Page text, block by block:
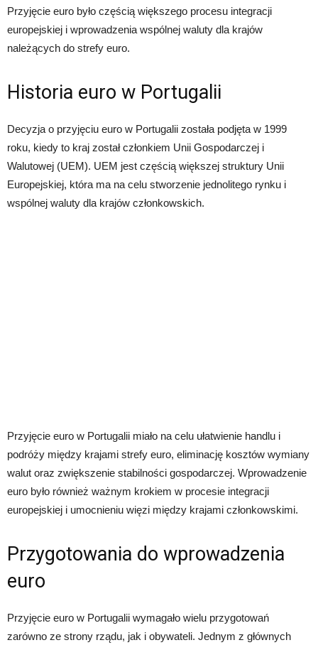
Przyjęcie euro było częścią większego procesu integracji
europejskiej i wprowadzenia wspólnej waluty dla krajów
należących do strefy euro.
Historia euro w Portugalii
Decyzja o przyjęciu euro w Portugalii została podjęta w 1999
roku, kiedy to kraj został członkiem Unii Gospodarczej i
Walutowej (UEM). UEM jest częścią większej struktury Unii
Europejskiej, która ma na celu stworzenie jednolitego rynku i
wspólnej waluty dla krajów członkowskich.
Przyjęcie euro w Portugalii miało na celu ułatwienie handlu i
podróży między krajami strefy euro, eliminację kosztów wymiany
walut oraz zwiększenie stabilności gospodarczej. Wprowadzenie
euro było również ważnym krokiem w procesie integracji
europejskiej i umocnieniu więzi między krajami członkowskimi.
Przygotowania do wprowadzenia
euro
Przyjęcie euro w Portugalii wymagało wielu przygotowań
zarówno ze strony rządu, jak i obywateli. Jednym z głównych